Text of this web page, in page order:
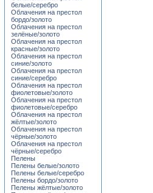
белые/серебро
Облачения на престол
бордо/золото
Облачения на престол
зелёные/золото
Облачения на престол
красные/золото
Облачения на престол
синие/золото
Облачения на престол
синие/серебро
Облачения на престол
фиолетовые/золото
Облачения на престол
фиолетовые/серебро
Облачения на престол
жёлтые/золото
Облачения на престол
чёрные/золото
Облачения на престол
чёрные/серебро
Пелены
Пелены белые/золото
Пелены белые/серебро
Пелены бордо/золото
Пелены жёлтые/золото